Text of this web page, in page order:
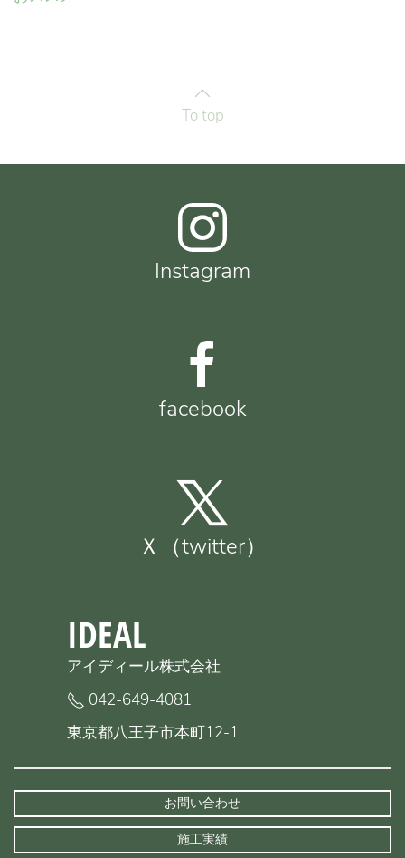
To top
Instagram
facebook
Ｘ（twitter）
IDEAL
アイディール株式会社
042-649-4081
東京都八王子市本町12-1
お問い合わせ
施工実績